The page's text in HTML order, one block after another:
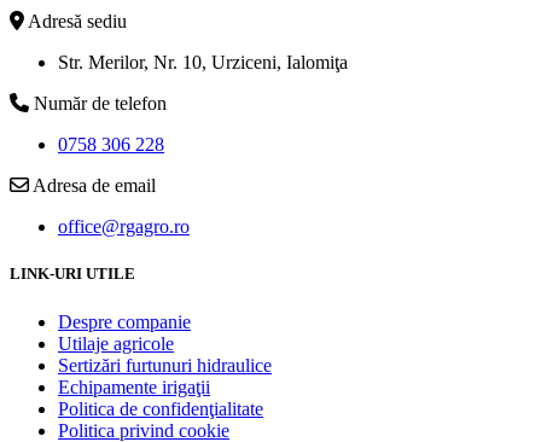
Adresă sediu
Str. Merilor, Nr. 10, Urziceni, Ialomiţa
Număr de telefon
0758 306 228
Adresa de email
office@rgagro.ro
LINK-URI UTILE
Despre companie
Utilaje agricole
Sertizări furtunuri hidraulice
Echipamente irigaţii
Politica de confidenţialitate
Politica privind cookie